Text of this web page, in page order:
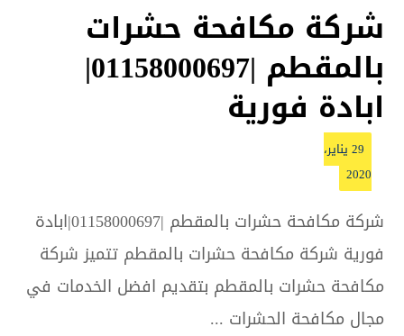
شركة مكافحة حشرات
بالمقطم |01158000697|
ابادة فورية
29 يناير،
2020
شركة مكافحة حشرات بالمقطم |01158000697|ابادة
فورية شركة مكافحة حشرات بالمقطم تتميز شركة
مكافحة حشرات بالمقطم بتقديم افضل الخدمات في
مجال مكافحة الحشرات ...